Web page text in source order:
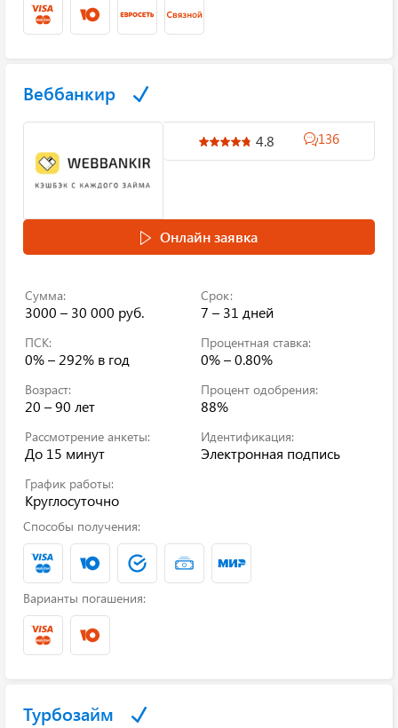
Веббанкир
4.8 136
Онлайн заявка
Сумма:
3000 – 30 000 руб.
Срок:
7 – 31 дней
ПСК:
0% – 292% в год
Процентная ставка:
0% – 0.80%
Возраст:
20 – 90 лет
Процент одобрения:
88%
Рассмотрение анкеты:
До 15 минут
Идентификация:
Электронная подпись
График работы:
Круглосуточно
Способы получения:
Варианты погашения:
Турбозайм